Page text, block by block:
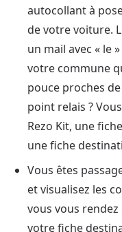
autocollant à
de votre voiture.
un mail avec « le
votre commune
pouce proches
point relais ?
Rezo Kit, une
une fiche
Vous êtes
et visualisez les
vous vous
votre fiche